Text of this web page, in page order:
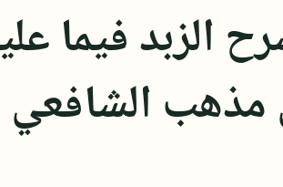
الزبد فيما
مذهب الشافعي